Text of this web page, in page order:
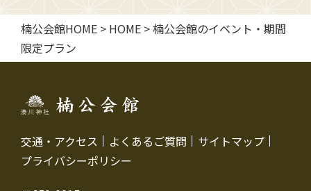
楠公会館HOME > HOME >楠公会館のイベント・期間
限定プラン
交通・アクセス よくあるご質問
サイトマップ
プライバシーポリシー